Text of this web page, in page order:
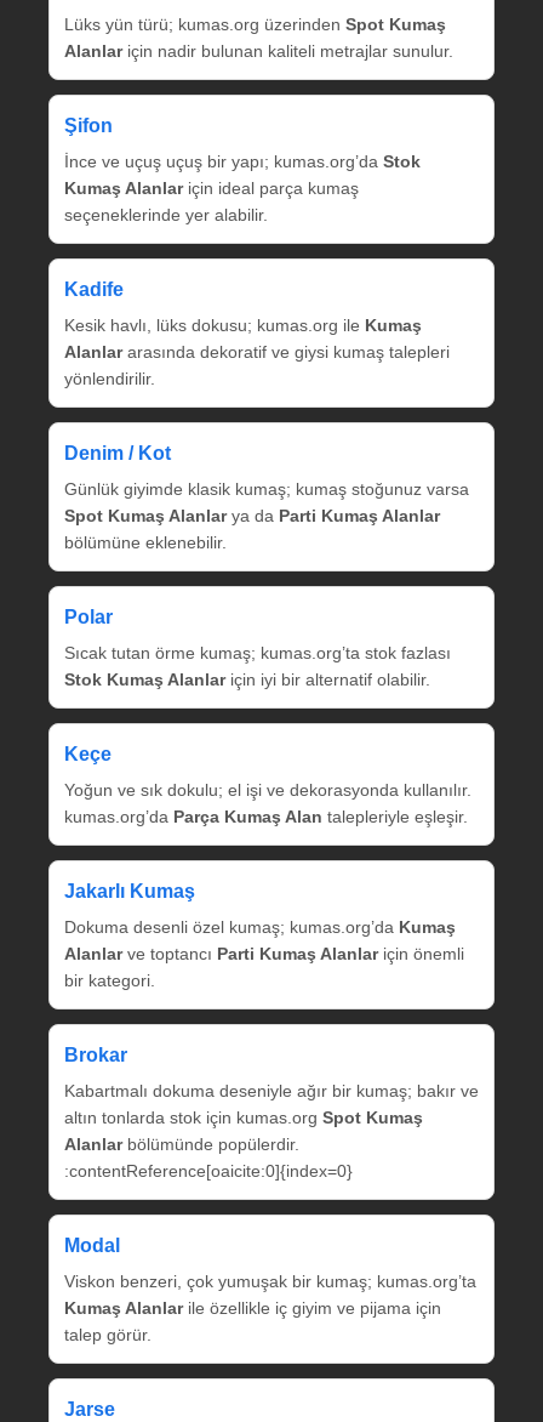
Lüks yün türü; kumas.org üzerinden Spot Kumaş
Alanlariçin nadir bulunan kaliteli metrajlar sunulur.
Şifon
İnce ve uçuş uçuş bir yapı; kumas.org’da Stok
Kumaş Alanlariçin ideal parça kumaş
seçeneklerinde yer alabilir.
Kadife
Kesik havlı, lüks dokusu; kumas.org ile Kumaş
Alanlararasında dekoratif ve giysi kumaş talepleri
yönlendirilir.
Denim / Kot
Günlük giyimde klasik kumaş; kumaş stoğunuz varsa
Spot Kumaş Alanlarya da Parti Kumaş Alanlar
bölümüne eklenebilir.
Polar
Sıcak tutan örme kumaş; kumas.org’ta stok fazlası
Stok Kumaş Alanlariçin iyi bir alternatif olabilir.
Keçe
Yoğun ve sık dokulu; el işi ve dekorasyonda kullanılır.
kumas.org’da Parça Kumaş Alan talepleriyle eşleşir.
Jakarlı Kumaş
Dokuma desenli özel kumaş; kumas.org’da Kumaş
Alanlarve toptancı Parti Kumaş Alanlariçin önemli
bir kategori.
Brokar
Kabartmalı dokuma deseniyle ağır bir kumaş; bakır ve
altın tonlarda stok için kumas.org Spot Kumaş
Alanlarbölümünde popülerdir.
:contentReference[oaicite:0]{index=0}
Modal
Viskon benzeri, çok yumuşak bir kumaş; kumas.org’ta
Kumaş Alanlarile özellikle iç giyim ve pijama için
talep görür.
Jarse